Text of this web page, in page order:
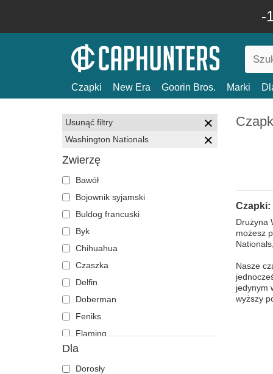
-
Czapki New Era Goorin Bros. Marki
Usunąć filtry
Washington Nationals
Zwierzę
Bawół
Bojownik syjamski
Buldog francuski
Byk
Chihuahua
Czaszka
Delfin
Doberman
Feniks
Flaming
Foka
Gepard
Dla
Dorosły
Czapki:
Drużyna
możesz
Nasze
jedynym
wyższy